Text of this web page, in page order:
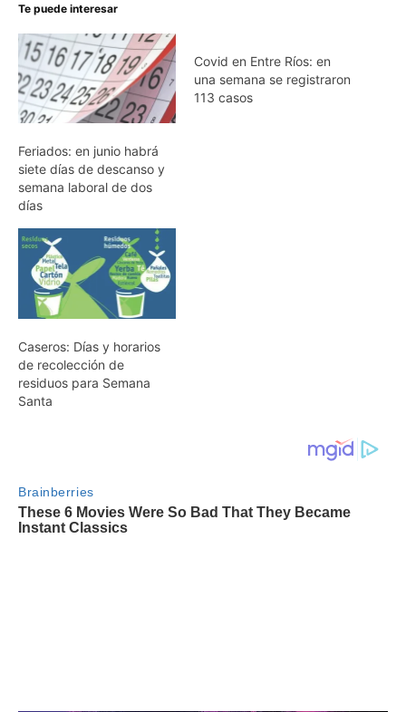
Te puede interesar
Feriados: en junio habrá
siete días de descanso y
semana laboral de dos
días
Covid en Entre Ríos: en
una semana se registraron
113 casos
Caseros: Días y horarios
de recolección de
residuos para Semana
Santa